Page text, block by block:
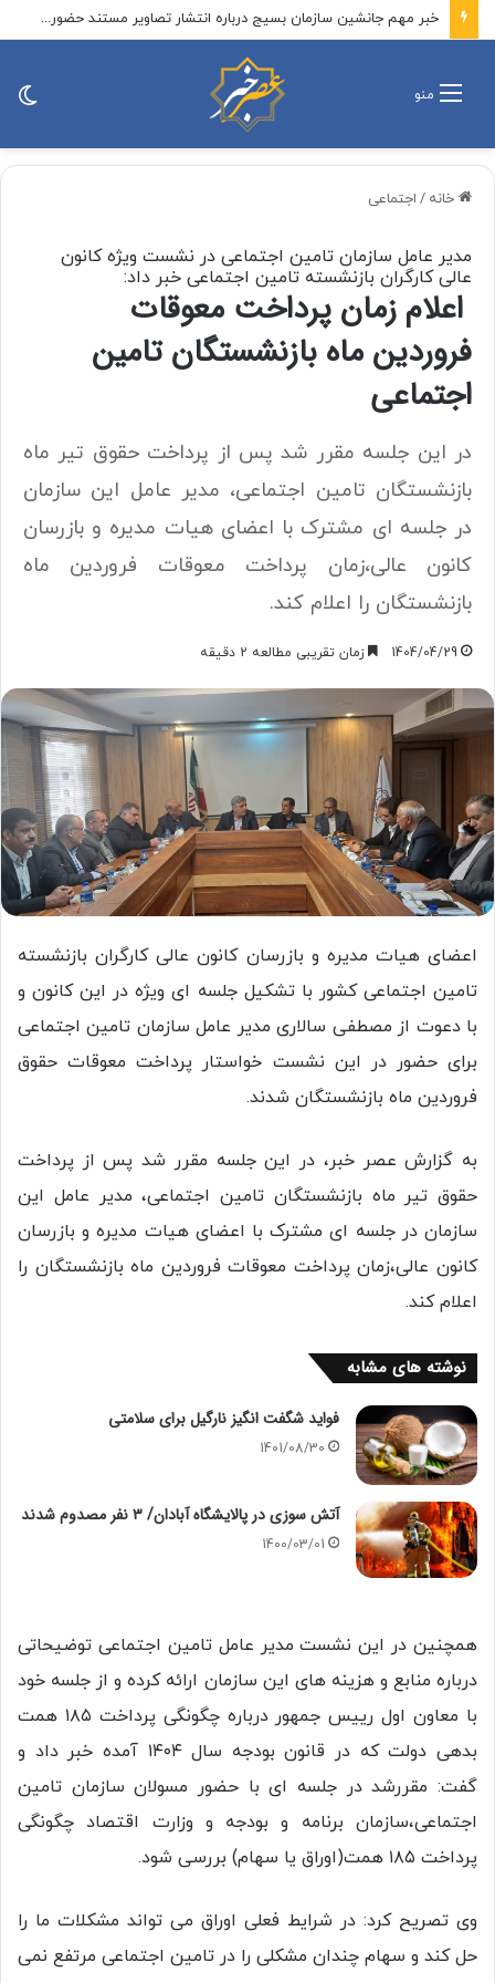
خبر مهم جانشین سازمان بسیج درباره انتشار تصاویر مستند حضور رهبر انقلاب میان مردم و نظامیان + جزئیات
منو
خانه / اجتماعی
مدیر عامل سازمان تامین اجتماعی در نشست ویژه کانون
عالی کارگران بازنشسته تامین اجتماعی خبر داد:
اعلام زمان پرداخت معوقات
فروردین ماه بازنشستگان تامین
اجتماعی
در این جلسه مقرر شد پس از پرداخت حقوق تیر ماه
بازنشستگان تامین اجتماعی، مدیر عامل این سازمان
در جلسه ای مشترک با اعضای هیات مدیره و بازرسان
کانون عالی،زمان پرداخت معوقات فروردین ماه
بازنشستگان را اعلام کند.
1404/04/29 زمان تقریبی مطالعه 2 دقیقه
اعضای هیات مدیره و بازرسان کانون عالی کارگران بازنشسته
تامین اجتماعی کشور با تشکیل جلسه ای ویژه در این کانون و
با دعوت از مصطفی سالاری مدیر عامل سازمان تامین اجتماعی
برای حضور در این نشست خواستار پرداخت معوقات حقوق
فروردین ماه بازنشستگان شدند.
به گزارش عصر خبر، در این جلسه مقرر شد پس از پرداخت
حقوق تیر ماه بازنشستگان تامین اجتماعی، مدیر عامل این
سازمان در جلسه ای مشترک با اعضای هیات مدیره و بازرسان
کانون عالی،زمان پرداخت معوقات فروردین ماه بازنشستگان را
اعلام کند.
نوشته های مشابه
فواید شگفت انگیز نارگیل برای سلامتی
1401/08/30
آتش سوزی در پالایشگاه آبادان/ ۳ نفر مصدوم شدند
1400/03/01
همچنین در این نشست مدیر عامل تامین اجتماعی توضیحاتی
درباره منابع و هزینه های این سازمان ارائه کرده و از جلسه خود
با معاون اول رییس جمهور درباره چگونگی پرداخت ۱۸۵ همت
بدهی دولت که در قانون بودجه سال ۱۴۰۴ آمده خبر داد و
گفت: مقررشد در جلسه ای با حضور مسولان سازمان تامین
اجتماعی،سازمان برنامه و بودجه و وزارت اقتصاد چگونگی
پرداخت ۱۸۵ همت(اوراق یا سهام) بررسی شود.
وی تصریح کرد: در شرایط فعلی اوراق می تواند مشکلات ما را
حل کند و سهام چندان مشکلی را در تامین اجتماعی مرتفع نمی